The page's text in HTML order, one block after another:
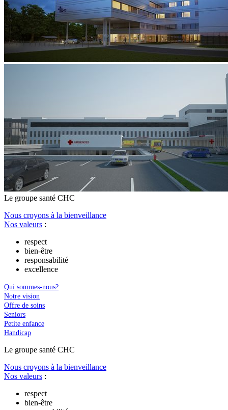
Le groupe santé CHC
Nous croyons à la bienveillance
Nos valeurs :
respect
bien-être
responsabilité
excellence
Qui sommes-nous?
Notre vision
Offre de soins
Seniors
Petite enfance
Handicap
Le groupe santé CHC
Nous croyons à la bienveillance
Nos valeurs :
respect
bien-être